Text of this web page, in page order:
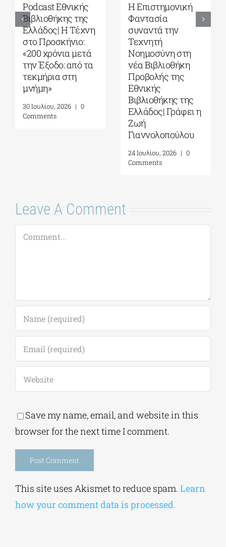
Podcast Εθνικής
Βιβλιοθήκης της
Ελλάδος| Η Tέχνη
στο Προσκήνιο:
«200 χρόνια μετά
την Έξοδο: από τα
τεκμήρια στη
μνήμη»
30 Ιουλίου, 2026 | 0
Comments
Η Επιστημονική
Φαντασία
συναντά την
Τεχνητή
Νοημοσύνη στη
νέα Βιβλιοθήκη
Προβολής της
Εθνικής
Βιβλιοθήκης της
Ελλάδος| Γράφει η
Ζωή
Γιαννολοπούλου
24 Ιουλίου, 2026 | 0
Comments
Leave A Comment
Comment
Save my name, email, and website in this
browser for the next time I comment.
This site uses Akismet to reduce spam. Learn
how your comment data is processed.